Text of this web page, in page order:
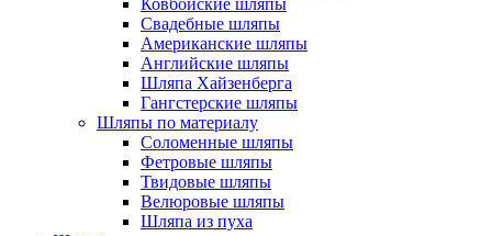
Ковбойские шляпы
Свадебные шляпы
Американские шляпы
Английские шляпы
Шляпа Хайзенберга
Гангстерские шляпы
Шляпы по материалу
Соломенные шляпы
Фетровые шляпы
Твидовые шляпы
Велюровые шляпы
Шляпа из пуха